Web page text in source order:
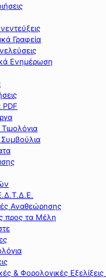
Γραφεία
Ενημέρωση
PDF
Συμβούλια
Αναθεώρησης
προς τα Μέλη
& Φορολογικές Εξελίξεις